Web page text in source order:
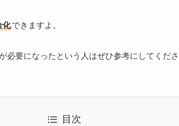
化できますよ。
必要になったという人はぜひ参考にしてくだ
目次